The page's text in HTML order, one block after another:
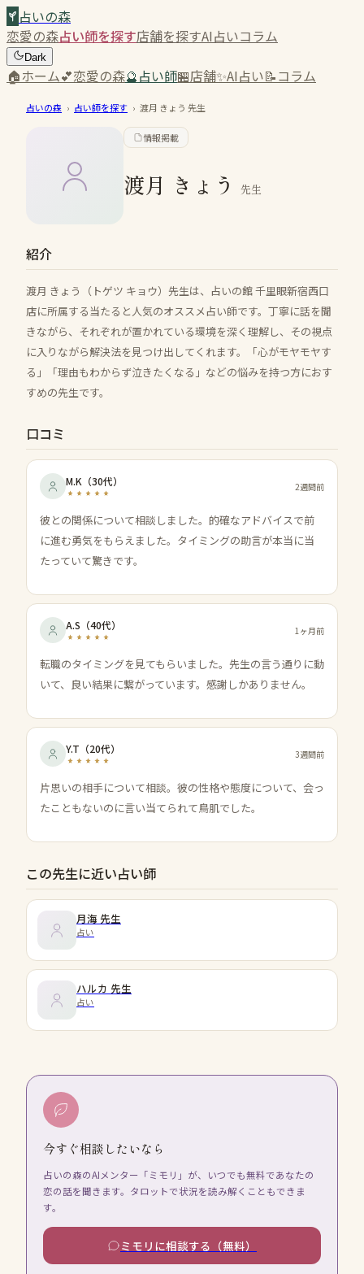
占いの森
恋愛の森占い師を探す店舗を探すAI占いコラム
Dark
🏠ホーム💕恋愛の森🔮占い師🏪店舗✨AI占い📝コラム
占いの森 › 占い師を探す › 渡月 きょう 先生
情報掲載
渡月 きょう 先生
紹介
渡月 きょう（トゲツ キョウ）先生は、占いの館 千里眼新宿西口
店に所属する当たると人気のオススメ占い師です。丁寧に話を聞
きながら、それぞれが置かれている環境を深く理解し、その視点
に入りながら解決法を見つけ出してくれます。「心がモヤモヤす
る」「理由もわからず泣きたくなる」などの悩みを持つ方におす
すめの先生です。
口コミ
M.K （30代） 2週間前
彼との関係について相談しました。的確なアドバイスで前
に進む勇気をもらえました。タイミングの助言が本当に当
たっていて驚きです。
A.S （40代） 1ヶ月前
転職のタイミングを見てもらいました。先生の言う通りに動
いて、良い結果に繋がっています。感謝しかありません。
Y.T （20代） 3週間前
片思いの相手について相談。彼の性格や態度について、会っ
たこともないのに言い当てられて鳥肌でした。
この先生に近い占い師
月海 先生
占い
ハルカ 先生
占い
今すぐ相談したいなら
占いの森のAIメンター「ミモリ」が、いつでも無料であなたの
恋の話を聞きます。タロットで状況を読み解くこともできま
す。
ミモリに相談する（無料）